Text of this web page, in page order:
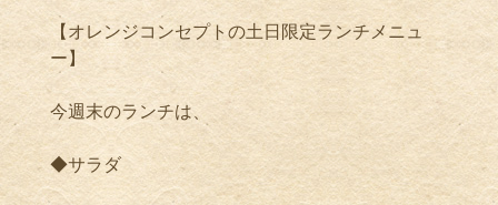
【オレンジコンセプトの土日限定ランチメニュ
ー】
今週末のランチは、
◆サラダ